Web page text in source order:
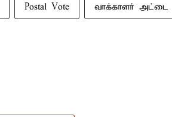
Postal Vote வாக்காளர் அட்டை